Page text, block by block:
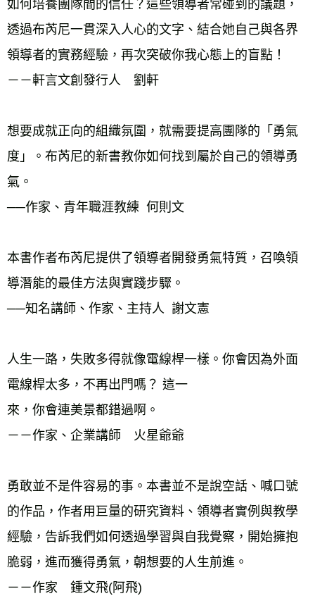
如何培養團隊間的信任？這些領導者常碰到的議題，
透過布芮尼一貫深入人心的文字、結合她自己與各界
領導者的實務經驗，再次突破你我心態上的盲點！
－－軒言文創發行人　劉軒
想要成就正向的組織氛圍，就需要提高團隊的「勇氣
度」。布芮尼的新書教你如何找到屬於自己的領導勇
氣。
──作家、青年職涯教練  何則文
本書作者布芮尼提供了領導者開發勇氣特質，召喚領
導潛能的最佳方法與實踐步驟。
──知名講師、作家、主持人  謝文憲
人生一路，失敗多得就像電線桿一樣。你會因為外面
電線桿太多，不再出門嗎？ 這一
來，你會連美景都錯過啊。
－－作家、企業講師　火星爺爺
勇敢並不是件容易的事。本書並不是說空話、喊口號
的作品，作者用巨量的研究資料、領導者實例與教學
經驗，告訴我們如何透過學習與自我覺察，開始擁抱
脆弱，進而獲得勇氣，朝想要的人生前進。
－－作家　鍾文飛(阿飛)